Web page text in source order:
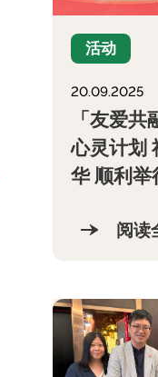
活动
20.09.2025
「友爱共
心灵计划
华 顺利举
阅读